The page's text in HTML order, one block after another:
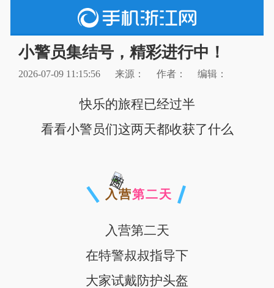
小警员集结号，精彩进行中！
2026-07-09 11:15:56 来源： 作者： 编辑：
快乐的旅程已经过半
看看小警员们这两天都收获了什么
入营第二天
入营第二天
在特警叔叔指导下
大家试戴防护头盔